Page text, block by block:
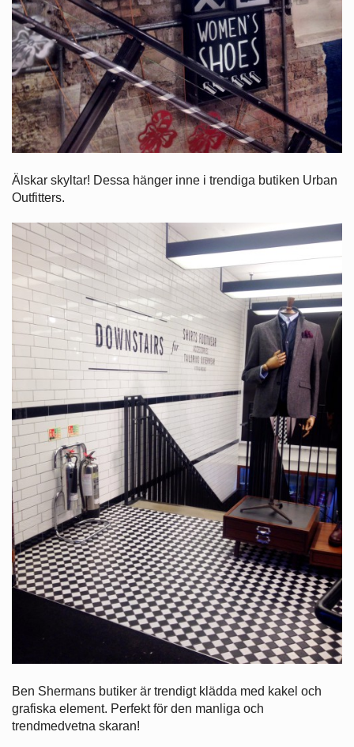
Älskar skyltar! Dessa hänger inne i trendiga butiken Urban
Outfitters.
Ben Shermans butiker är trendigt klädda med kakel och
grafiska element. Perfekt för den manliga och
trendmedvetna skaran!